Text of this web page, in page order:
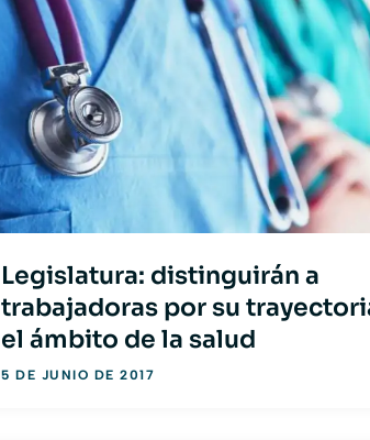
Legislatura: distinguirán a
trabajadoras por su
el ámbito de la salud
5 DE JUNIO DE 2017